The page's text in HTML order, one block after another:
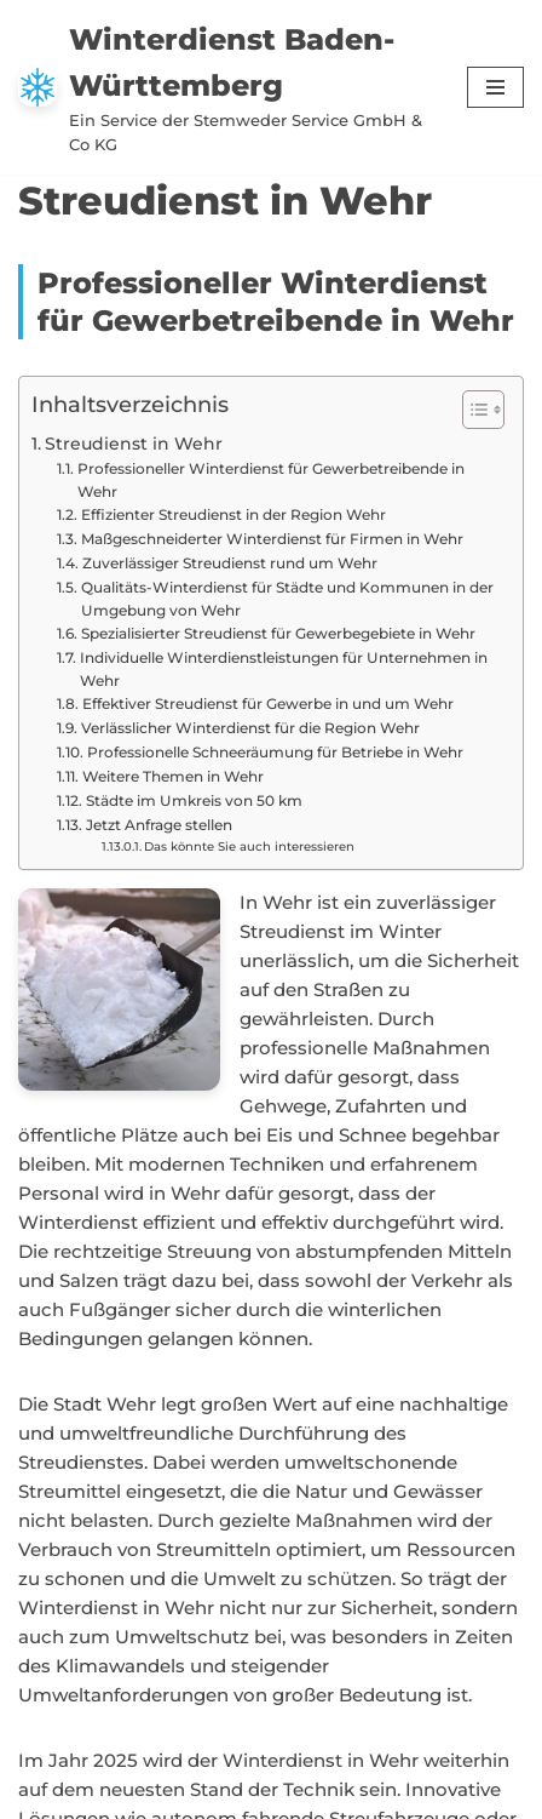
Zum
Inhalt
springen
Winterdienst Baden-
Württemberg
Ein Service der Stemweder Service GmbH &
Co KG
Streudienst in Wehr
Professioneller Winterdienst
für Gewerbetreibende in Wehr
Inhaltsverzeichnis
Streudienst in Wehr
Professioneller Winterdienst für Gewerbetreibende in
Wehr
Effizienter Streudienst in der Region Wehr
Maßgeschneiderter Winterdienst für Firmen in Wehr
Zuverlässiger Streudienst rund um Wehr
Qualitäts-Winterdienst für Städte und Kommunen in der
Umgebung von Wehr
Spezialisierter Streudienst für Gewerbegebiete in Wehr
Individuelle Winterdienstleistungen für Unternehmen in
Wehr
Effektiver Streudienst für Gewerbe in und um Wehr
Verlässlicher Winterdienst für die Region Wehr
Professionelle Schneeräumung für Betriebe in Wehr
Weitere Themen in Wehr
Städte im Umkreis von 50 km
Jetzt Anfrage stellen
Das könnte Sie auch interessieren
In Wehr ist ein zuverlässiger
Streudienst im Winter
unerlässlich, um die Sicherheit
auf den Straßen zu
gewährleisten. Durch
professionelle Maßnahmen
wird dafür gesorgt, dass
Gehwege, Zufahrten und
öffentliche Plätze auch bei Eis und Schnee begehbar
bleiben. Mit modernen Techniken und erfahrenem
Personal wird in Wehr dafür gesorgt, dass der
Winterdienst effizient und effektiv durchgeführt wird.
Die rechtzeitige Streuung von abstumpfenden Mitteln
und Salzen trägt dazu bei, dass sowohl der Verkehr als
auch Fußgänger sicher durch die winterlichen
Bedingungen gelangen können.
Die Stadt Wehr legt großen Wert auf eine nachhaltige
und umweltfreundliche Durchführung des
Streudienstes. Dabei werden umweltschonende
Streumittel eingesetzt, die die Natur und Gewässer
nicht belasten. Durch gezielte Maßnahmen wird der
Verbrauch von Streumitteln optimiert, um Ressourcen
zu schonen und die Umwelt zu schützen. So trägt der
Winterdienst in Wehr nicht nur zur Sicherheit, sondern
auch zum Umweltschutz bei, was besonders in Zeiten
des Klimawandels und steigender
Umweltanforderungen von großer Bedeutung ist.
Im Jahr 2025 wird der Winterdienst in Wehr weiterhin
auf dem neuesten Stand der Technik sein. Innovative